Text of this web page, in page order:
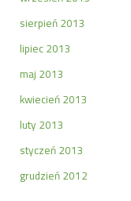
sierpień 2013
lipiec 2013
maj 2013
kwiecień 2013
luty 2013
styczeń 2013
grudzień 2012